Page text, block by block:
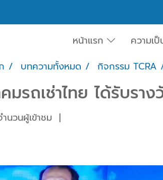
หน้าแรก ความเป็
บทความทั้งหมด กิจกรรม TCRA
มรถเช่าไทย ได้รับรา
นวนผู้เข้าชม |